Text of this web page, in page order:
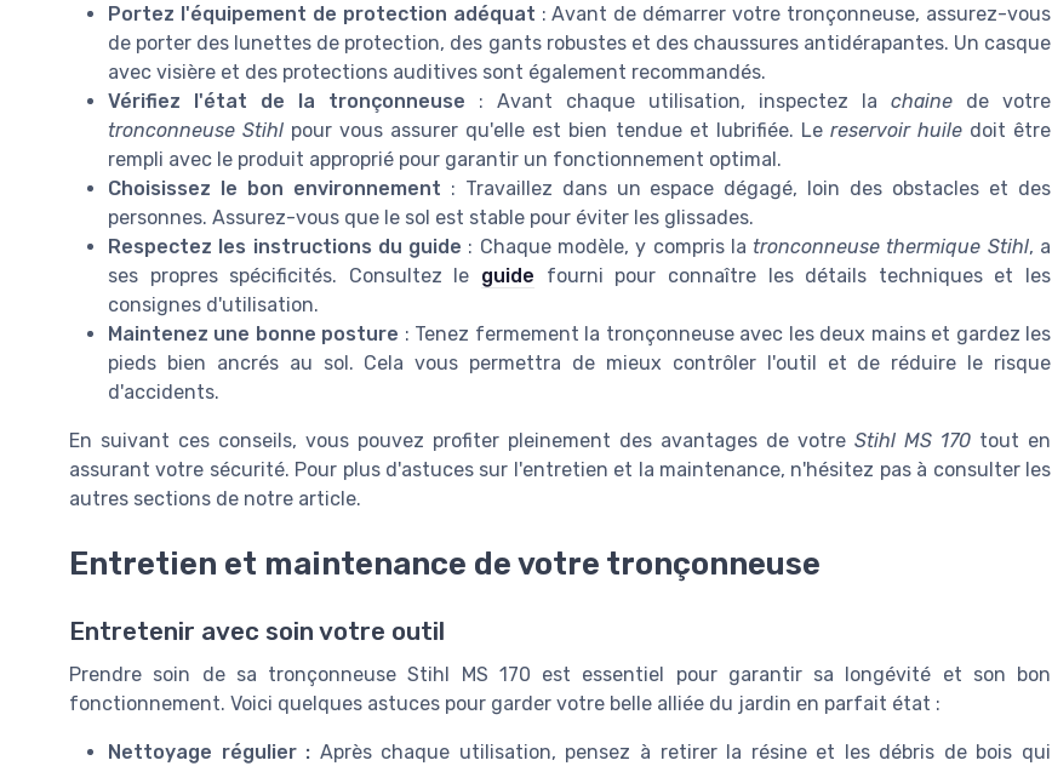
Portez l'équipement de protection adéquat : Avant de démarrer votre tronçonneuse, assurez-vous
de porter des lunettes de protection, des gants robustes et des chaussures antidérapantes. Un casque
avec visière et des protections auditives sont également recommandés.
Vérifiez l'état de la tronçonneuse : Avant chaque utilisation, inspectez la chaine de votre
tronconneuse Stihl pour vous assurer qu'elle est bien tendue et lubrifiée. Le reservoir huiledoit être
rempli avec le produit approprié pour garantir un fonctionnement optimal.
Choisissez le bon environnement : Travaillez dans un espace dégagé, loin des obstacles et des
personnes. Assurez-vous que le sol est stable pour éviter les glissades.
Respectez les instructions du guide : Chaque modèle, y compris la tronconneuse thermique Stihl, a
ses propres spécificités. Consultez le guide fourni pour connaître les détails techniques et les
consignes d'utilisation.
Maintenez une bonne posture : Tenez fermement la tronçonneuse avec les deux mains et gardez les
pieds bien ancrés au sol. Cela vous permettra de mieux contrôler l'outil et de réduire le risque
d'accidents.
En suivant ces conseils, vous pouvez profiter pleinement des avantages de votre Stihl MS 170 tout en
assurant votre sécurité. Pour plus d'astuces sur l'entretien et la maintenance, n'hésitez pas à consulter les
autres sections de notre article.
Entretien et maintenance de votre tronçonneuse
Entretenir avec soin votre outil
Prendre soin de sa tronçonneuse Stihl MS 170 est essentiel pour garantir sa longévité et son bon
fonctionnement. Voici quelques astuces pour garder votre belle alliée du jardin en parfait état :
Nettoyage régulier : Après chaque utilisation, pensez à retirer la résine et les débris de bois qui